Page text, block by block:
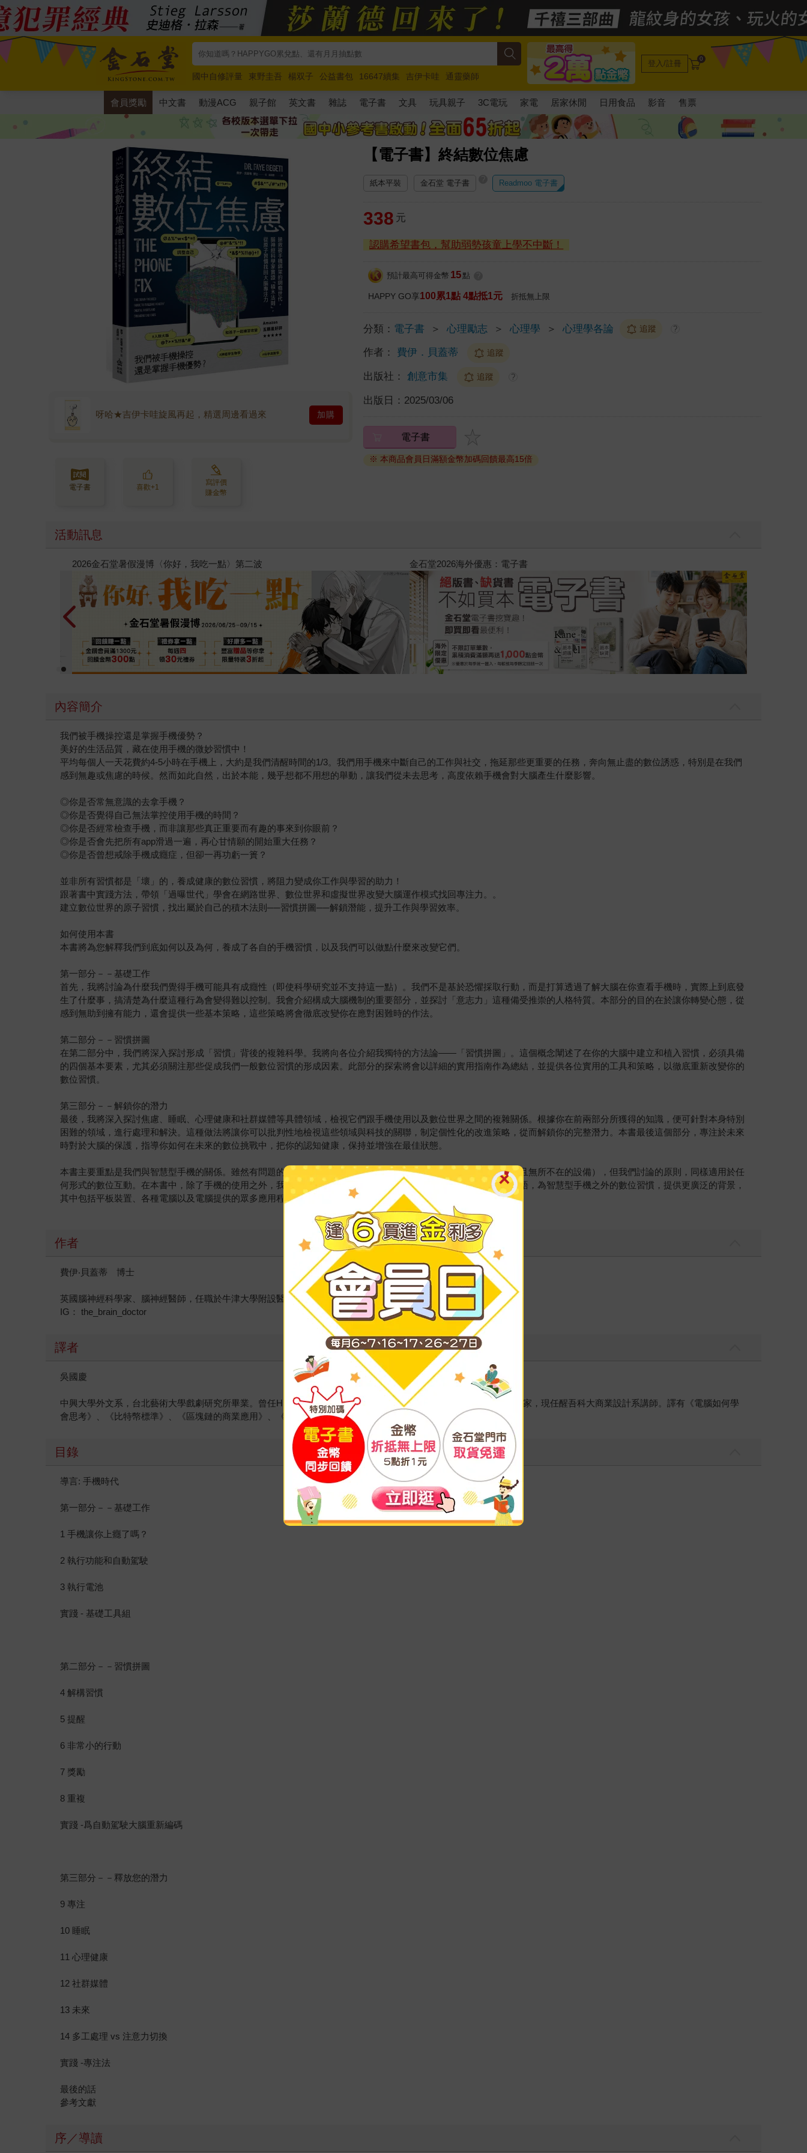
國中自修評量 東野圭吾 楊双子 公益書包 16647續集 吉伊卡哇
通靈藥師
唯紅花綻放
奧德賽 路邊攤新作 馬斯克 玩具總動員5 超慢跑
登入/註冊 0
會員獎勵 中文書 動漫ACG 親子館 英文書 雜誌 電子書 文具 玩具親子 3C電玩 家電 居家休閒 日用食品 影音 售票
【電子書】終結數位焦慮
呀哈★吉伊卡哇旋風再起，精選周邊看過來 加購
電子書 喜歡+1
寫評價
賺金幣
紙本平裝 金石堂 電子書 Readmoo 電子書
338 元
認購希望書包，幫助弱勢孩童上學不中斷！
預計最高可得金幣 15 點
HAPPY GO享100累1點 4點抵1元 折抵無上限
分類： 電子書 ＞ 心理勵志 ＞ 心理學 ＞ 心理學各論 追蹤 ?
作者： 費伊．貝蓋蒂 追蹤
出版社： 創意市集 追蹤 ?
出版日： 2025/03/06
電子書
※ 本商品會員日滿額金幣加碼回饋最高15倍
活動訊息
春光ｘ奇幻基地｜全書系展 2026金石堂暑假漫博〈你好，我吃一點〉第二波
內容簡介
我們被手機操控還是掌握手機優勢？
美好的生活品質，藏在使用手機的微妙習慣中！
平均每個人一天花費約4-5小時在手機上，大約是我們清醒時間的1/3。我們用手機來中斷自己的工作與社交，拖延那些更重要的任務，奔向無止盡的數位誘惑，特別是在我們
感到無趣或焦慮的時候。然而如此自然，出於本能，幾乎想都不用想的舉動，讓我們從未去思考，高度依賴手機會對大腦產生什麼影響。
◎你是否常無意識的去拿手機？
◎你是否覺得自己無法掌控使用手機的時間？
◎你是否經常檢查手機，而非讓那些真正重要而有趣的事來到你眼前？
◎你是否會先把所有app滑過一遍，再心甘情願的開始重大任務？
◎你是否曾想戒除手機成癮症，但卻一再功虧一簣？
並非所有習慣都是「壞」的，養成健康的數位習慣，將阻力變成你工作與學習的助力！
跟著書中實踐方法，帶領「過曝世代」學會在網路世界、數位世界和虛擬世界改變大腦運作模式找回專注力。。
建立數位世界的原子習慣，找出屬於自己的積木法則──習慣拼圖──解鎖潛能，提升工作與學習效率。
如何使用本書
本書將為您解釋我們到底如何以及為何，養成了各自的手機習慣，以及我們可以做點什麼來改變它們。
第一部分－－基礎工作
首先，我將討論為什麼我們覺得手機可能具有成癮性（即使科學研究並不支持這一點）。我們不是基於恐懼採取行動，而是打算透過了解大腦在你查看手機時，實際上到底發
生了什麼事，搞清楚為什麼這種行為會變得難以控制。我會介紹構成大腦機制的重要部分，並探討「意志力」這種備受推崇的人格特質。本部分的目的在於讓你轉變心態，從
感到無助到擁有能力，還會提供一些基本策略，這些策略將會徹底改變你在應對困難時的作法。
第二部分－－習慣拼圖
在第二部分中，我們將深入探討形成「習慣」背後的複雜科學。我將向各位介紹我獨特的方法論——「習慣拼圖」。這個概念闡述了在你的大腦中建立和植入習慣，必須具備
的四個基本要素，尤其必須關注那些促成我們一般數位習慣的形成因素。此部分的探索將會以詳細的實用指南作為總結，並提供各位實用的工具和策略，以徹底重新改變你的
數位習慣。
第三部分－－解鎖你的潛力
最後，我將深入探討焦慮、睡眠、心理健康和社群媒體等具體領域，檢視它們跟手機使用以及數位世界之間的複雜關係。根據你在前兩部分所獲得的知識，便可針對本身特別
困難的領域，進行處理和解決。這種做法將讓你可以批判性地檢視這些領域與科技的關聯，制定個性化的改進策略，從而解鎖你的完整潛力。本書最後這個部分，專注於未來
時對於大腦的保護，指導你如何在未來的數位挑戰中，把你的認知健康，保持並增強在最佳狀態。
本書主要重點是我們與智慧型手機的關係。雖然有問題的習慣通常圍繞著智慧型手機（也就是我們手上這部最個人化且無所不在的設備），但我們討論的原則，同樣適用於任
何形式的數位互動。在本書中，除了手機的使用之外，我還會用到「網路世界」、「數位世界」和「虛擬世界」等術語，為智慧型手機之外的數位習慣，提供更廣泛的背景，
其中包括平板裝置、各種電腦以及電腦提供的眾多應用程式，和網路平台等。
作者
費伊‧貝蓋蒂 博士
英國腦神經科學家、腦神經醫師，任職於牛津大學附設醫院，目前主要研究帕金森氏症。
IG： the_brain_doctor
譯者
吳國慶
中興大學外文系，台北藝術大學戲劇研究所畢業。曾任Hi-Fi Choice國際中文版副總編輯、《潮人物雜誌》美劇專欄作家，現任醒吾科大商業設計系講師。譯有《電腦如何學
會思考》、《比特幤標準》、《區塊鏈的商業應用》、《叢林：關於地球生命與人類文明的大歷史》等書。
目錄
導言: 手機時代
第一部分－－基礎工作
1 手機讓你上癮了嗎？
2 執行功能和自動駕駛
3 執行電池
實踐 - 基礎工具組
第二部分－－習慣拼圖
4 解構習慣
5 提醒
6 非常小的行動
7 獎勵
8 重複
實踐 -爲自動駕駛大腦重新編碼
第三部分－－釋放您的潛力
9 專注
10 睡眠
11 心理健康
12 社群媒體
13 未來
14 多工處理 vs 注意力切換
實踐 -專注法
最後的話
參考文獻
序／導讀